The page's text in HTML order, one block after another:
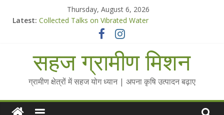
Thursday, August 6, 2026
Latest: Collected Talks on Vibrated Water
सहज कृषि प्रचार-प्रसार किट
Standee Designs @ 2025 for Sahaj Krishi Promotions
Chalo Gaon Ki Or Abhiyaan - 2025-26
सहज ग्रामीण मिशन
ग्रामीण क्षेत्रों में सहज योग ध्यान | अपना कृषि उत्पादन बढ़ाए